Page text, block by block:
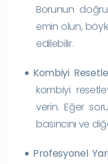
Borunun
emin olun,
edilebilir.
Kombiyi
kombiyi
verin. Eğer
basıncını ve
Profesyonel